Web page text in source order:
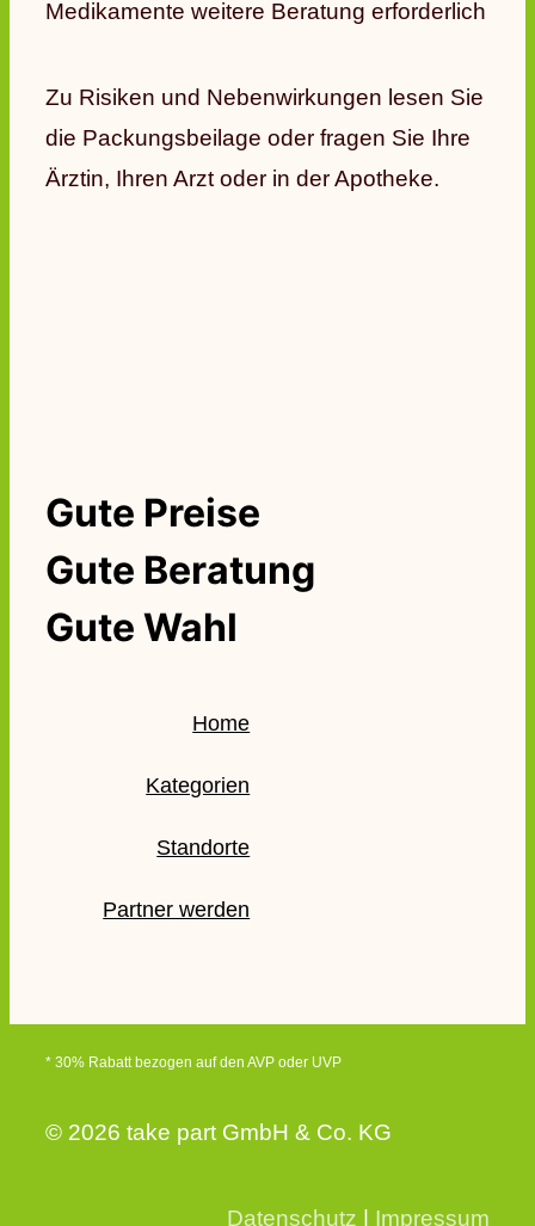
Medikamente weitere Beratung erforderlich
Zu Risiken und Nebenwirkungen lesen Sie
die Packungsbeilage oder fragen Sie Ihre
Ärztin, Ihren Arzt oder in der Apotheke.
Gute Preise
Gute Beratung
Gute Wahl
Home
Kategorien
Standorte
Partner werden
* 30% Rabatt bezogen auf den AVP oder UVP
© 2026 take part GmbH & Co. KG
Datenschutz Impressum